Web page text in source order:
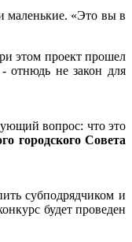
маленькие. «Это вы в
этом проект прошел
отнюдь не закон для
вопрос: что это
городского Совета
субподрядчиком и
будет проведен